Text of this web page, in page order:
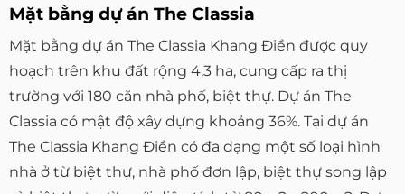
Mặt bằng dự án The Classia
Mặt bằng dự án The Classia Khang Điền được quy
hoạch trên khu đất rộng 4,3 ha, cung cấp ra thị
trường với 180 căn nhà phố, biệt thự. Dự án The
Classia có mật độ xây dựng khoảng 36%. Tại dự án
The Classia Khang Điền có đa dạng một số loại hình
nhà ở từ biệt thự, nhà phố đơn lập, biệt thự song lập